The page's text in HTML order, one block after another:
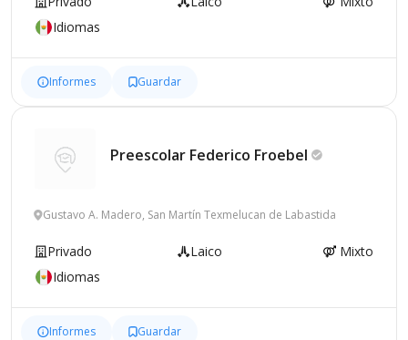
Idiomas
Informes Guardar
Preescolar Federico Froebel
Gustavo A. Madero, San Martín Texmelucan de Labastida
Privado Laico
Mixto
Idiomas
Informes Guardar